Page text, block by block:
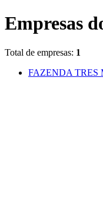
Empresas
Total de empresas: 1
FAZENDA TRES